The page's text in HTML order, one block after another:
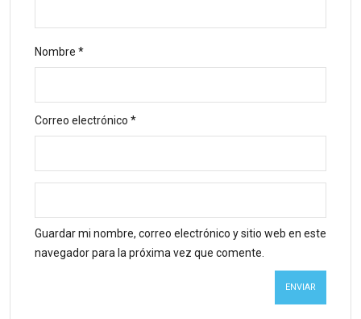
Nombre *
Correo electrónico *
Guardar mi nombre, correo electrónico y sitio web en este
navegador para la próxima vez que comente.